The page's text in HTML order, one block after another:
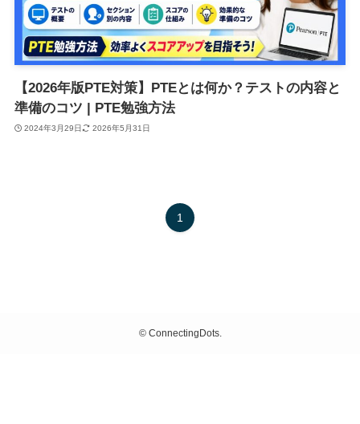
【2026年版PTE対策】PTEとは何か？テストの内容と
準備のコツ | PTE勉強方法
2024年3月29日 2026年5月31日
1
©ConnectingDots.